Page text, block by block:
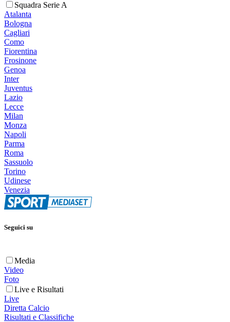
Squadra Serie A
Atalanta
Bologna
Cagliari
Como
Fiorentina
Frosinone
Genoa
Inter
Juventus
Lazio
Lecce
Milan
Monza
Napoli
Parma
Roma
Sassuolo
Torino
Udinese
Venezia
Seguici su
Media
Video
Foto
Live e Risultati
Live
Diretta Calcio
Risultati e Classifiche